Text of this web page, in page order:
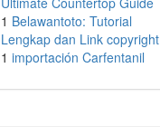
1 Belawantoto: Tutorial
Lengkap dan Link copyright
1 importación Carfentanil